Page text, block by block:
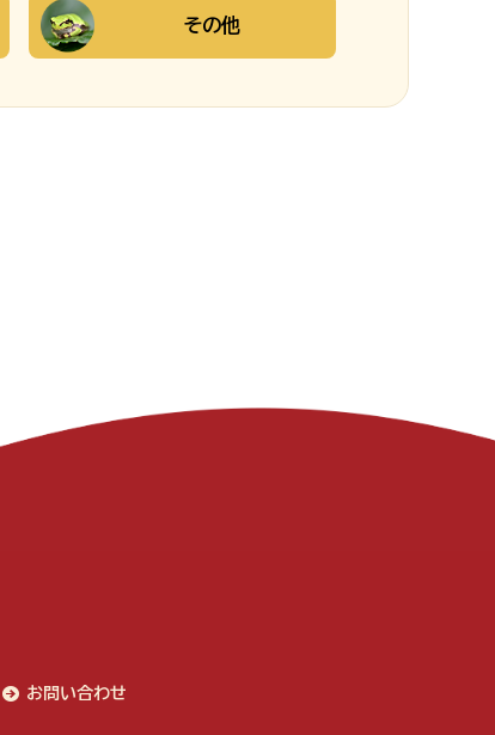
その他
お問い合わせ